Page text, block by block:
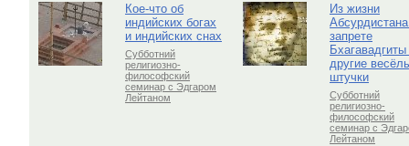
Кое-что об
индийских богах
и индийских снах
Субботний
религиозно-
философский
семинар с Эдгаром
Лейтаном
Из жизни
запрете
Бхагавадгиты
другие
штучки
Субботний
религиозно-
философский
семинар с
Лейтаном